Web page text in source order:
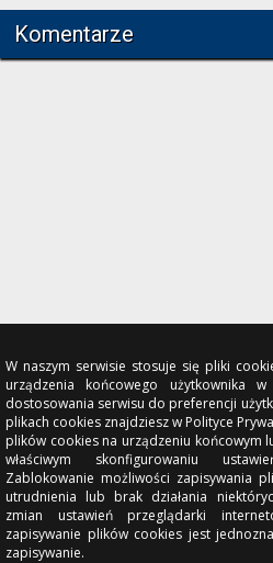
Komentarze
W naszym serwisie stosuje się pliki
urządzenia końcowego użytkownika
dostosowania serwisu do preferencji
plikach cookies znajdziesz w Polityce
plików cookies na urządzeniu końcowym
właściwym skonfigurowaniu
Zablokowanie możliwości zapisywania
utrudnienia lub brak działania
zmian ustawień przeglądarki
zapisywanie plików cookies jest
zapisywanie.